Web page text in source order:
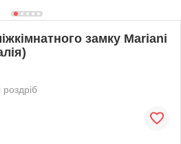
замку Mariani
роздріб